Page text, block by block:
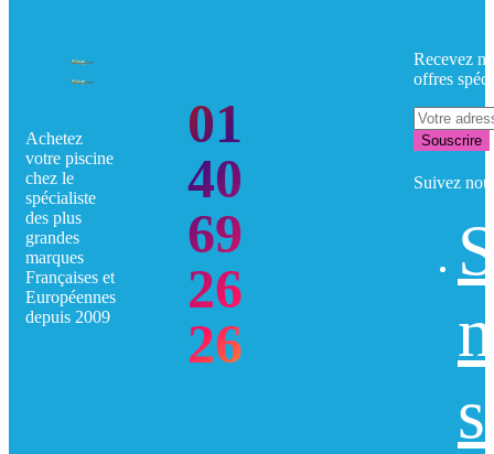
Achetez
votre piscine
chez le
spécialiste
des plus
grandes
marques
Françaises et
Européennes
depuis 2009
01
40
69
26
26
Recevez
offres
Souscrire
Suivez